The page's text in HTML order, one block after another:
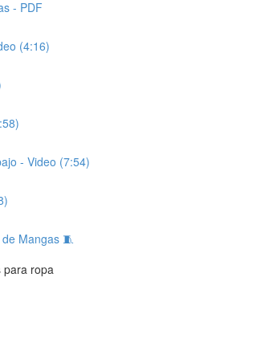
- PDF
(4:16)
- Video (7:54)
Mangas 🧵
ropa